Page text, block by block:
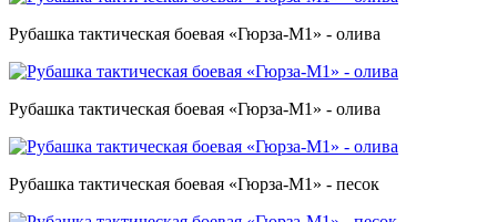
Рубашка тактическая боевая «Гюрза-М1» - олива
Рубашка тактическая боевая «Гюрза-М1» - олива
Рубашка тактическая боевая «Гюрза-М1» - песок